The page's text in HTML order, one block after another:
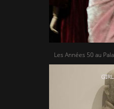
Les Années 50 au